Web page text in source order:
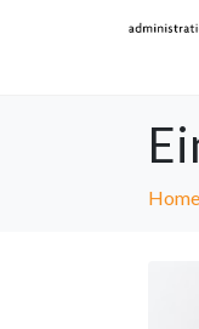
Home